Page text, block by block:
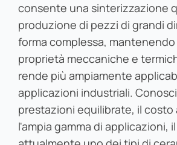
consente una sinterizzazione
produzione di pezzi di grandi
forma complessa,
proprietà meccaniche e
rende più ampiamente
applicazioni industriali.
prestazioni equilibrate, il costo
l'ampia gamma di applicazioni, il